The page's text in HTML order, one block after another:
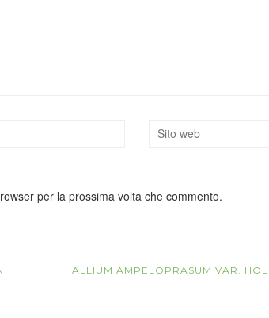
per la prossima volta che commento.
ALLIUM AMPELOPRASUM VAR.